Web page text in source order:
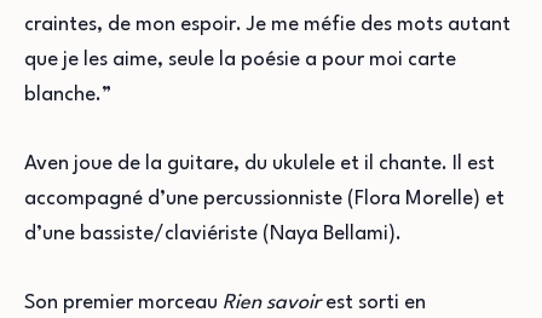
craintes, de mon espoir. Je me méfie des mots autant
que je les aime, seule la poésie a pour moi carte
blanche.”
Aven joue de la guitare, du ukulele et il chante. Il est
accompagné d’une percussionniste (Flora Morelle) et
d’une bassiste/claviériste (Naya Bellami).
Son premier morceau Rien savoirest sorti en